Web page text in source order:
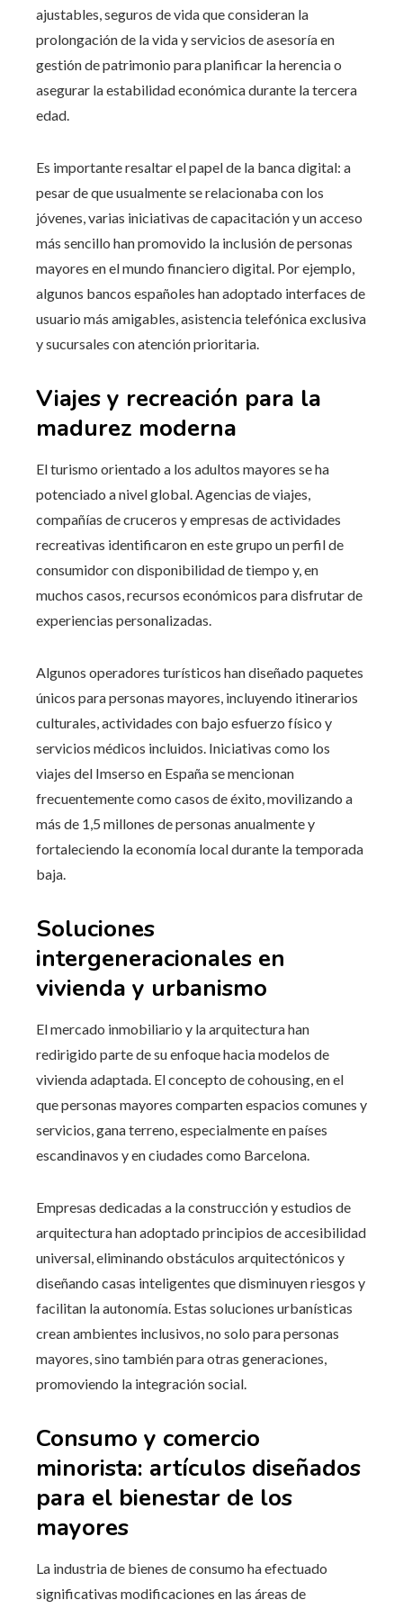
ajustables, seguros de vida que consideran la
prolongación de la vida y servicios de asesoría en
gestión de patrimonio para planificar la herencia o
asegurar la estabilidad económica durante la tercera
edad.
Es importante resaltar el papel de la banca digital: a
pesar de que usualmente se relacionaba con los
jóvenes, varias iniciativas de capacitación y un acceso
más sencillo han promovido la inclusión de personas
mayores en el mundo financiero digital. Por ejemplo,
algunos bancos españoles han adoptado interfaces de
usuario más amigables, asistencia telefónica exclusiva
y sucursales con atención prioritaria.
Viajes y recreación para la
madurez moderna
El turismo orientado a los adultos mayores se ha
potenciado a nivel global. Agencias de viajes,
compañías de cruceros y empresas de actividades
recreativas identificaron en este grupo un perfil de
consumidor con disponibilidad de tiempo y, en
muchos casos, recursos económicos para disfrutar de
experiencias personalizadas.
Algunos operadores turísticos han diseñado paquetes
únicos para personas mayores, incluyendo itinerarios
culturales, actividades con bajo esfuerzo físico y
servicios médicos incluidos. Iniciativas como los
viajes del Imserso en España se mencionan
frecuentemente como casos de éxito, movilizando a
más de 1,5 millones de personas anualmente y
fortaleciendo la economía local durante la temporada
baja.
Soluciones
intergeneracionales en
vivienda y urbanismo
El mercado inmobiliario y la arquitectura han
redirigido parte de su enfoque hacia modelos de
vivienda adaptada. El concepto de cohousing, en el
que personas mayores comparten espacios comunes y
servicios, gana terreno, especialmente en países
escandinavos y en ciudades como Barcelona.
Empresas dedicadas a la construcción y estudios de
arquitectura han adoptado principios de accesibilidad
universal, eliminando obstáculos arquitectónicos y
diseñando casas inteligentes que disminuyen riesgos y
facilitan la autonomía. Estas soluciones urbanísticas
crean ambientes inclusivos, no solo para personas
mayores, sino también para otras generaciones,
promoviendo la integración social.
Consumo y comercio
minorista: artículos diseñados
para el bienestar de los
mayores
La industria de bienes de consumo ha efectuado
significativas modificaciones en las áreas de